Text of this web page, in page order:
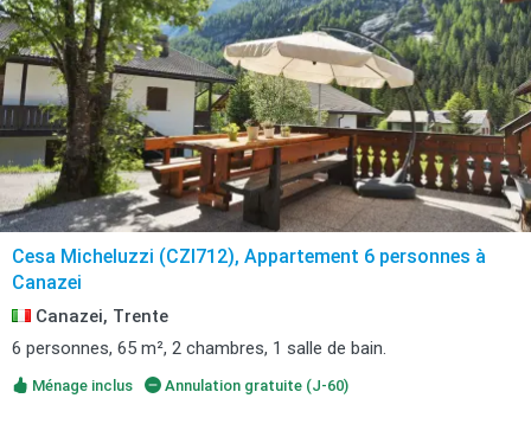
Cesa Micheluzzi (CZI712), Appartement 6 personnes à
Canazei
Canazei, Trente
6 personnes, 65 m², 2 chambres, 1 salle de bain.
Ménage inclus Annulation gratuite (J-60)